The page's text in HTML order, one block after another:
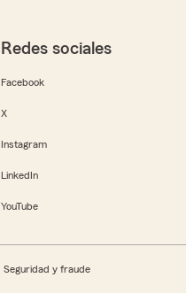
Redes sociales
Facebook
X
Instagram
LinkedIn
YouTube
Seguridad y fraude